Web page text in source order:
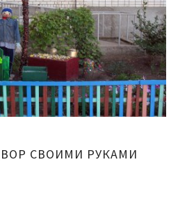
СВОИМИ РУКАМИ